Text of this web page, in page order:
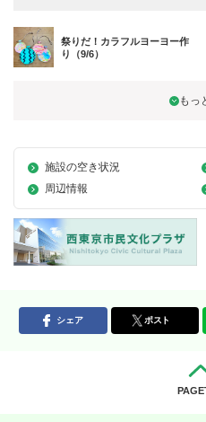
祭りだ！カラフルヨーヨー作
り（9/6）
施設の空き状況
周辺情報
シェア ポスト